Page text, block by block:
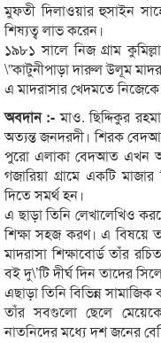
মুফতী দিলাওয়ার হুসাইন
শিষ্যত্ব লাভ করেন।
১৯৮১ সালে নিজ গ্রাম
\”কাটুনীপাড়া দারুল উলূম
এ মাদরাসার খেদমতে
অবদান :-মাও. ছিদ্দিকুর
অত্যন্ত জনদরদী। শিরক
পুরো এলাকা বেদআত এখন
গজারিয়া গ্রামে একটি মাজার
দিতে সমর্থ হন।
এ ছাড়া তিনি লেখালেখিও
শিক্ষা সহজ করণ। এ বিষয়ে
মাদরাসা শিক্ষাবোর্ড তাঁর
বই দু\’টি দীর্ঘ দিন তাদের
এছাড়া তিনি বিভিন্ন
তাঁর সবগুলো ছেলে মেয়েকে
নাতনিদের মধ্যে দশ জনের